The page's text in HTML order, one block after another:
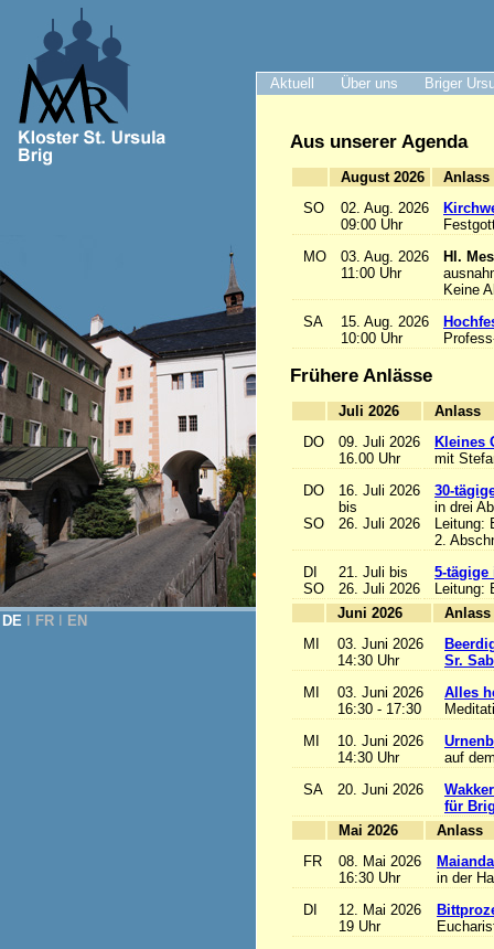
Aktuell Über uns Briger
DE FR EN
Aus unserer Agenda
August 2026
SO
02. Aug. 2026
09:00 Uhr
MO
03. Aug. 2026
11:00 Uhr
Hl.
Keine
SA
15. Aug. 2026
10:00 Uhr
Frühere Anlässe
Juli 2026
DO
09. Juli 2026
16.00 Uhr
Kleines
mit
DO
SO
16. Juli 2026
bis
26. Juli 2026
30-
in drei
Leitung:
2.
DI
SO
21. Juli bis
26. Juli 2026
5-
Leitung:
Juni 2026
MI
03. Juni 2026
14:30 Uhr
Sr.
MI
03. Juni 2026
16:30 - 17:30
Alles
MI
10. Juni 2026
14:30 Uhr
auf
SA
20. Juni 2026
für
Mai 2026
FR
08. Mai 2026
16:30 Uhr
in der
DI
12. Mai 2026
19 Uhr